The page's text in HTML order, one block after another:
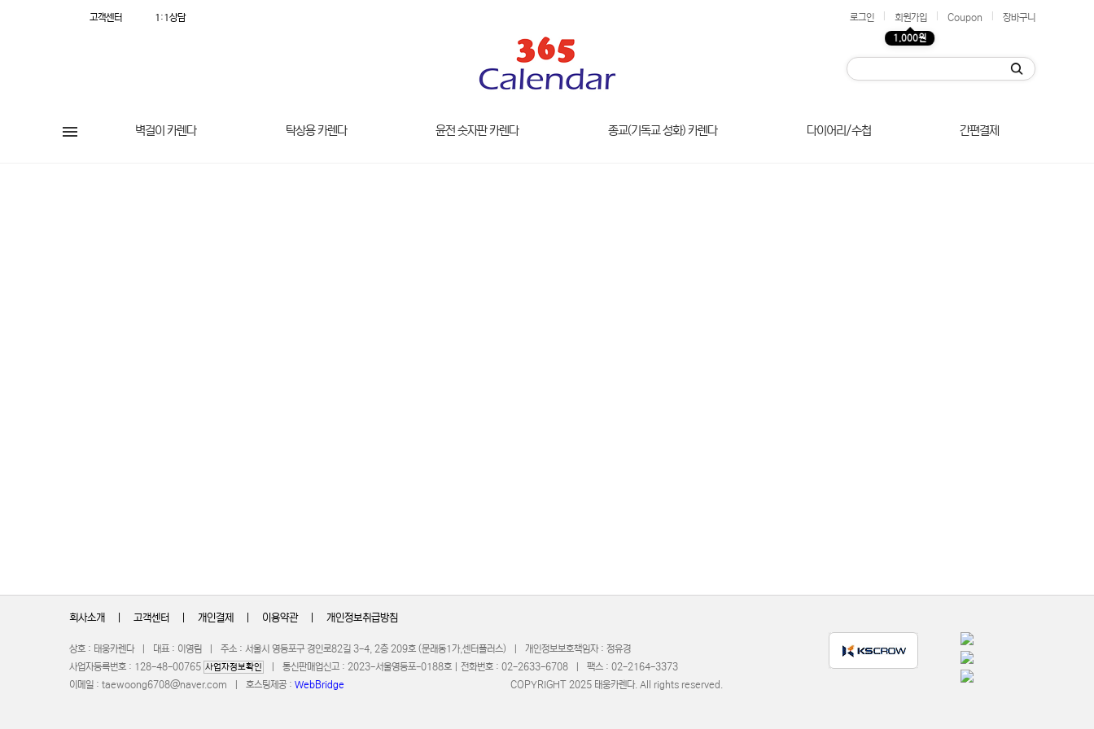
1:1상담
고객센터 로그인 회원가입
1,000원
Coupon 장바구니
벽걸이 카렌다 탁상용 카렌다 윤전 숫자판 카렌다 종교(기독교 성화) 카렌다 다이어리/수첩 간편결제
회사소개 고객센터 개인결제 이용약관 개인정보취급방침
상호 : 태웅카렌다 | 대표 : 이영림 | 주소 : 서울시 영등포구 경인로82길 3-4, 2층 209호 (문래동1가,센터플러스) | 개인정보보호책임자 : 정유경
사업자등록번호 : 128-48-00765 사업자정보확인
| 통신판매업신고 : 2023-서울영등포-0188호 | 전화번호 : 02-2633-6708 | 팩스 : 02-2164-3373
이메일 : taewoong6708@naver.com | 호스팅제공 : WebBridge COPYRIGHT 2025 태웅카렌다. All rights reserved.